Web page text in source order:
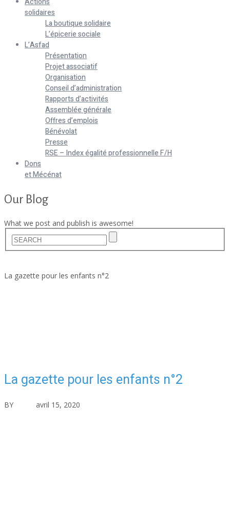
solidaires
La boutique solidaire
L’épicerie sociale
L’Asfad
Présentation
Projet associatif
Organisation
Conseil d’administration
Rapports d’activités
Assemblée générale
Offres d’emplois
Bénévolat
Presse
RSE – Index égalité professionnelle F/H
Dons
et Mécénat
Our Blog
What we post and publish is awesome!
La gazette pour les enfants n°2
La gazette pour les enfants n°2
BY avril 15, 2020